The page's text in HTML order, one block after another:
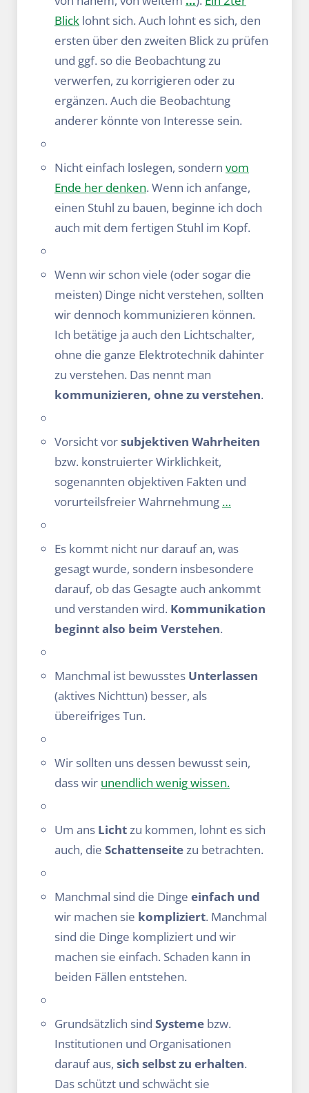
Blick lohnt sich. Auch lohnt es sich, den
ersten über den zweiten Blick zu prüfen
und ggf. so die Beobachtung zu
verwerfen, zu korrigieren oder zu
ergänzen. Auch die Beobachtung
anderer könnte von Interesse sein.
Nicht einfach loslegen, sondern vom
Ende her denken. Wenn ich anfange,
einen Stuhl zu bauen, beginne ich doch
auch mit dem fertigen Stuhl im Kopf.
Wenn wir schon viele (oder sogar die
meisten) Dinge nicht verstehen, sollten
wir dennoch kommunizieren können.
Ich betätige ja auch den Lichtschalter,
ohne die ganze Elektrotechnik dahinter
zu verstehen. Das nennt man
kommunizieren, ohne zu verstehen.
Vorsicht vorsubjektiven Wahrheiten
bzw. konstruierter Wirklichkeit,
sogenannten objektiven Fakten und
vorurteilsfreier Wahrnehmung …
Es kommt nicht nur darauf an, was
gesagt wurde, sondern insbesondere
darauf, ob das Gesagte auch ankommt
und verstanden wird. Kommunikation
beginnt also beim Verstehen.
Manchmal ist bewusstes Unterlassen
(aktives Nichttun) besser, als
übereifriges Tun.
Wir sollten uns dessen bewusst sein,
dass wir unendlich wenig wissen.
Um ans Lichtzu kommen, lohnt es sich
auch, die Schattenseitezu betrachten.
Manchmal sind die Dinge einfach und
wir machen sie kompliziert. Manchmal
sind die Dinge kompliziert und wir
machen sie einfach. Schaden kann in
beiden Fällen entstehen.
Grundsätzlich sind Systeme bzw.
Institutionen und Organisationen
darauf aus, sich selbst zu erhalten.
Das schützt und schwächt sie